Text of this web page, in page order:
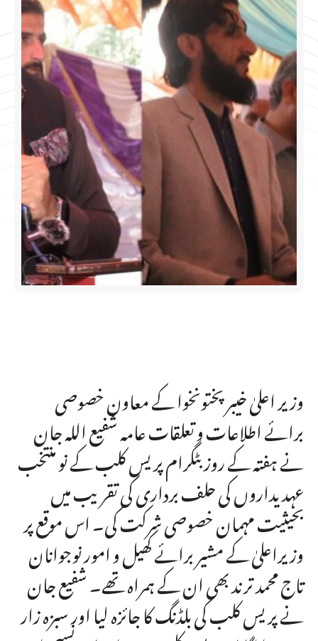
وزیر اعلیٰ خیبر پختونخوا کے معاون خصوصی
برائے اطلاعات و تعلقات عامہ شفیع اللہ جان
نے ہفتہ کے روز بٹگرام پریس کلب کے نو منتخب
عہدیداروں کی حلف برداری کی تقریب میں
بحیثیت مہمان خصوصی شرکت کی۔ اس موقع پر
وزیراعلیٰ کے مشیر برائے کھیل و امور نوجوانان
تاج محمد ترند بھی ان کے ہمراہ تھے۔ شفیع جان
نے پریس کلب کی بلڈنگ کا جائزہ لیا اور سبزہ زار